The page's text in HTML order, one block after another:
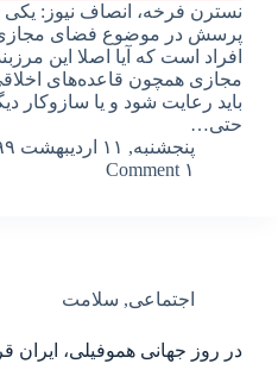
نسترن فرخه، انصاف نیوز: یکی
پرسش در موضوع فضای
افراد است که آیا اصلا این
مجازی همچون قاعده‌های
باید رعایت شود و یا سازوکار
حتی…
پنجشنبه, ۱۱ اردیبهشت ۱۳۹۹ – ۰۸:۰۹
۱ Comment
اجتماعی, سلامت
در روز جهانی هموفیلی، ایران